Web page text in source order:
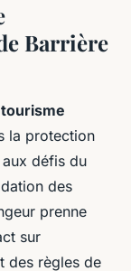
Barrière
tourisme
la protection
défis du
des
prenne
sur
des règles de